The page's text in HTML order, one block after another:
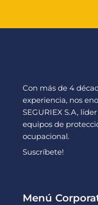
Con más de 4
experiencia, nos
SEGURIEX S.A,
equipos de
ocupacional.
Suscríbete!
Menú